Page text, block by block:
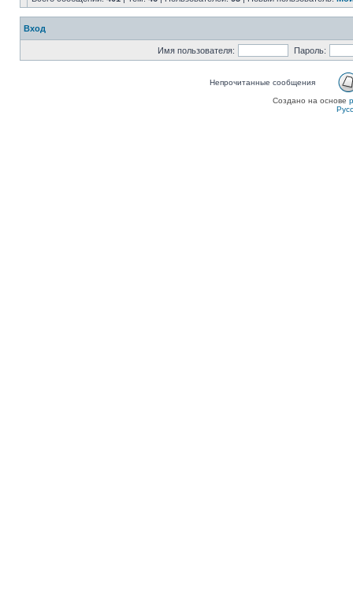
Вход
Имя пользователя: Пароль:
Непрочитанные сообщения
Создано на основе